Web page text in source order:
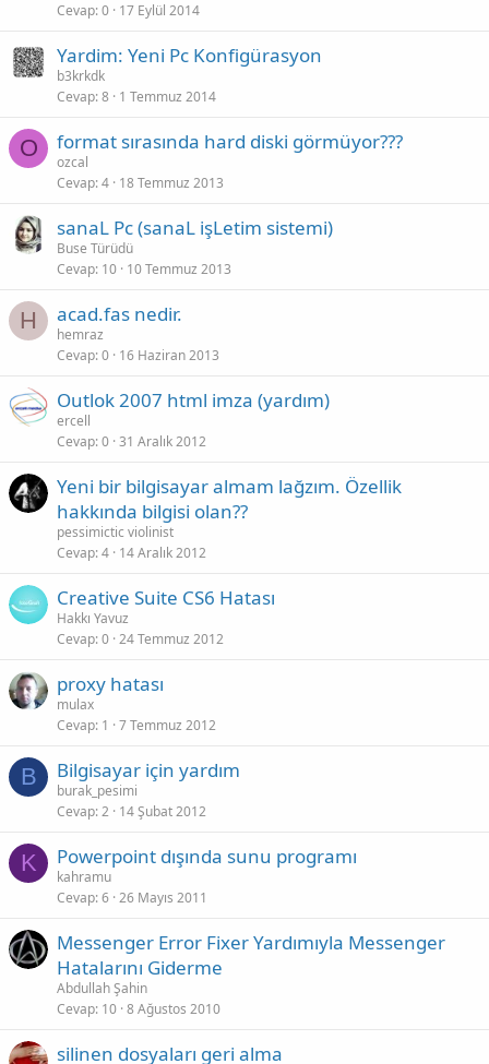
Cevap 0 17 Eylül 2014
Yardim: Yeni Pc Konfigürasyon
b3krkdk
Cevap 8 1 Temmuz 2014
O format sırasında hard diski görmüyor???
ozcal
Cevap 4 18 Temmuz 2013
sanaL Pc (sanaL işLetim sistemi)
Buse Türüdü
Cevap 10 10 Temmuz 2013
H acad.fas nedir.
hemraz
Cevap 0 16 Haziran 2013
Outlok 2007 html imza (yardım)
ercell
Cevap 0 31 Aralık 2012
Yeni bir bilgisayar almam lağzım. Özellik
hakkında bilgisi olan??
pessimictic violinist
Cevap 4 14 Aralık 2012
Creative Suite CS6 Hatası
Hakkı Yavuz
Cevap 0 24 Temmuz 2012
proxy hatası
mulax
Cevap 1 7 Temmuz 2012
B Bilgisayar için yardım
burak_pesimi
Cevap 2 14 Şubat 2012
K Powerpoint dışında sunu programı
kahramu
Cevap 6 26 Mayıs 2011
Messenger Error Fixer Yardımıyla Messenger
Hatalarını Giderme
Abdullah Şahin
Cevap 10 8 Ağustos 2010
silinen dosyaları geri alma